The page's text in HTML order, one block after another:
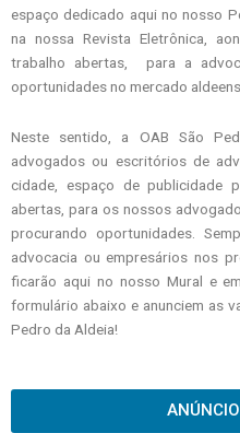
espaço dedicado aqui no nosso
na nossa Revista Eletrônica,
trabalho abertas, para a
oportunidades no mercado
Neste sentido, a OAB São
advogados ou escritórios de
cidade, espaço de publicidade
abertas, para os nossos
procurando oportunidades.
advocacia ou empresários nos
ficarão aqui no nosso Mural e
formulário abaixo e anunciem as
Pedro da Aldeia!